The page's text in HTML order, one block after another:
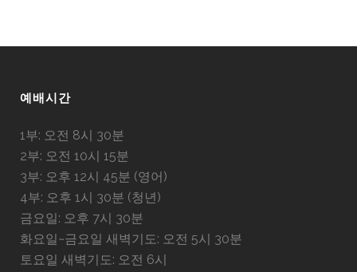
예배시간
1부: 오전 8시 30분
2부: 오전 10시 15분
3부: 오후 12시 45분 (영어)
4부: 오후 1시 30분 (청년)
금요일: 오후 7시 30분
화요일~금요일 새벽기도: 오전 5시 30분
토요일 새벽기도: 오전 6시